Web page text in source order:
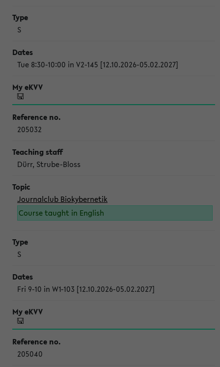
S
Tue 8:30-10:00 in V2-145 [12.10.2026-05.02.2027]
205032
Dürr, Strube-Bloss
Journalclub Biokybernetik
Course taught in English
S
Fri 9-10 in W1-103 [12.10.2026-05.02.2027]
205040